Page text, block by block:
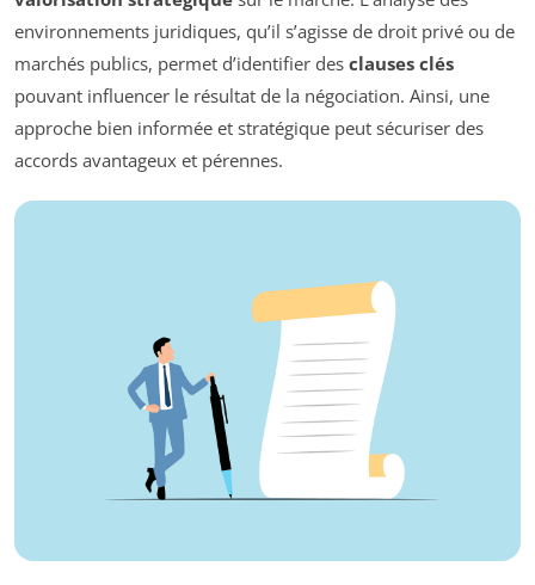
environnements juridiques, qu’il s’agisse de droit privé ou de
marchés publics, permet d’identifier des clauses clés
pouvant influencer le résultat de la négociation. Ainsi, une
approche bien informée et stratégique peut sécuriser des
accords avantageux et pérennes.